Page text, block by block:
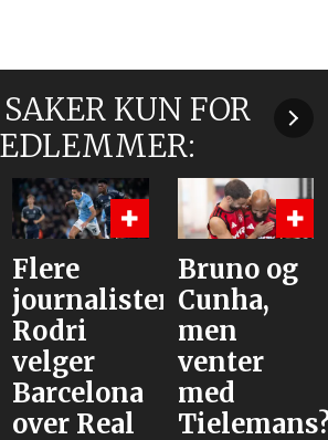
KUN FOR
Bruno og
Cunha,
men
venter
med
Tielemans?
Hva er